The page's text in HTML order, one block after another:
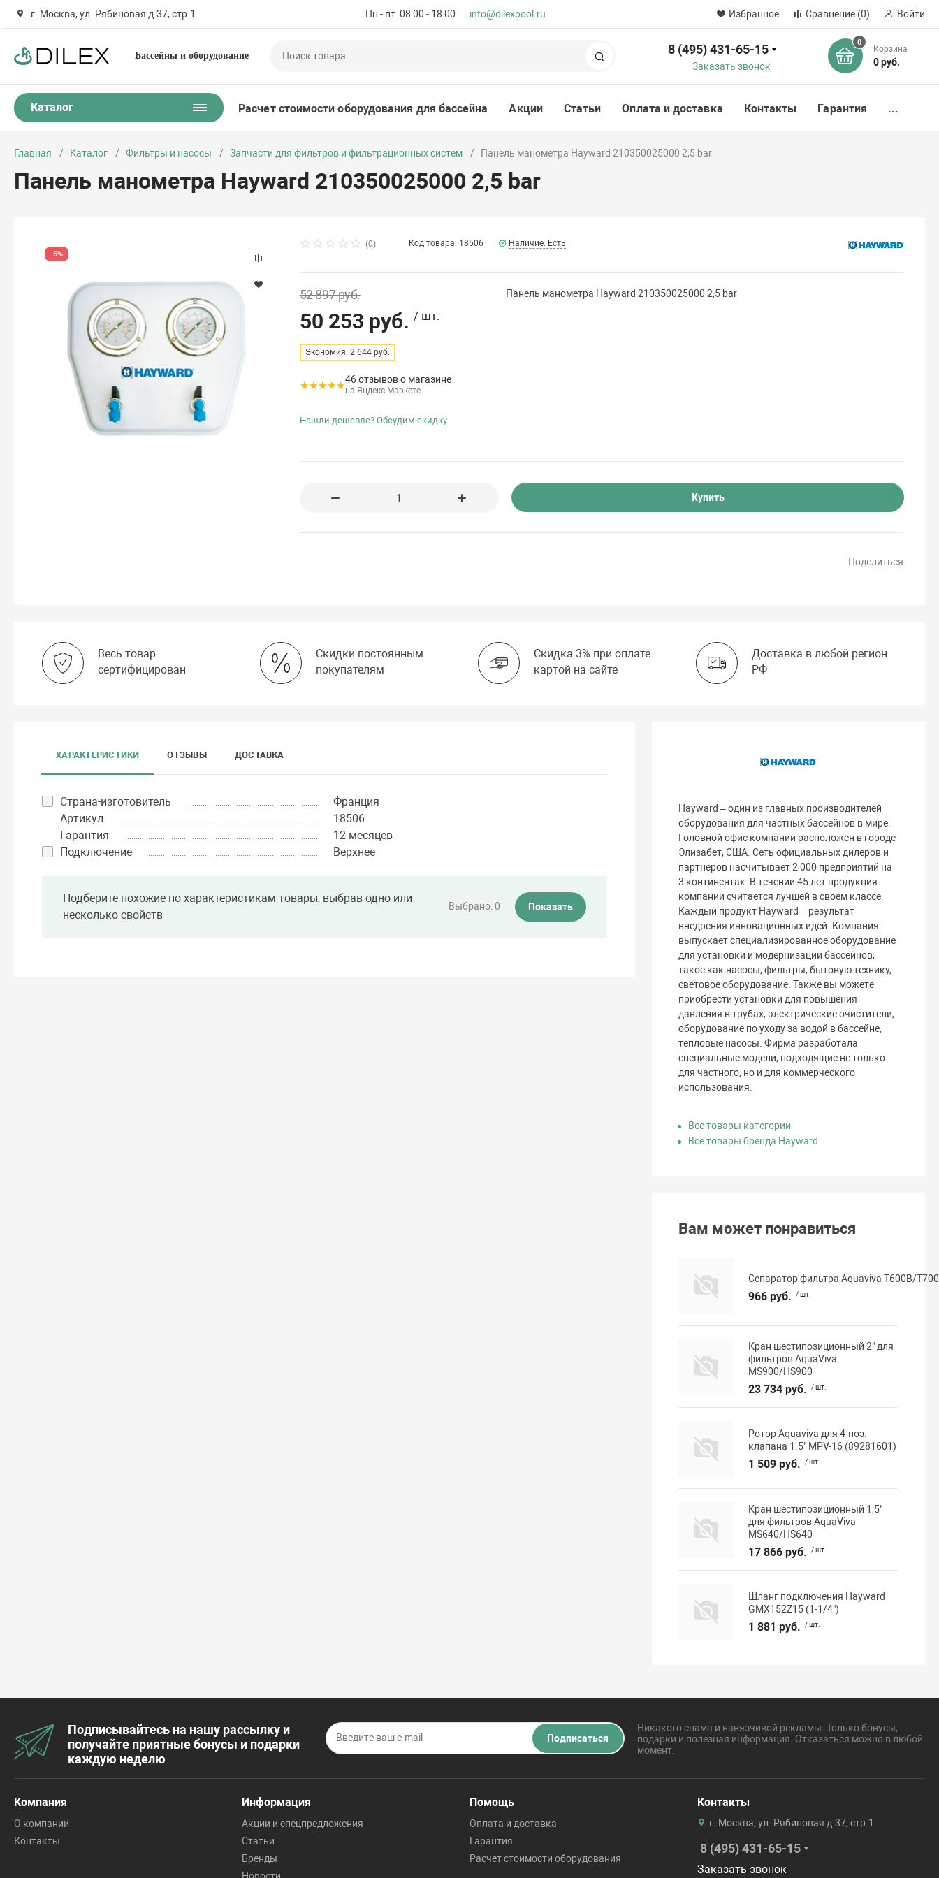
г. Москва, ул. Рябиновая д.37, стр.1 Пн - пт: 08:00 - 18:00 info@dilexpool.ru Избранное Сравнение (0) Войти
Бассейны и оборудование 8 (495) 431-65-15
Заказать звонок
0
Корзина
0 руб.
Каталог Расчет стоимости оборудования для бассейна Акции Статьи Оплата и доставка Контакты Гарантия ...
Главная Каталог Фильтры и насосы Запчасти для фильтров и фильтрационных систем Панель манометра Hayward 210350025000 2,5 bar
Панель манометра Hayward 210350025000 2,5 bar
-5%
(0) Код товара: 18506 Наличие: Есть
52 897 руб.
50 253 руб. / шт.
Экономия: 2 644 руб.
46 отзывов о магазине
на Яндекс.Маркете
Нашли дешевле? Обсудим скидку
Панель манометра Hayward 210350025000 2,5 bar
Купить
Поделиться
Весь товар
сертифицирован
Скидки постоянным
покупателям
Скидка 3% при оплате
картой на сайте
Доставка в любой регион
РФ
ХАРАКТЕРИСТИКИ ОТЗЫВЫ ДОСТАВКА
Страна-изготовитель
Франция
Артикул
18506
Гарантия
12 месяцев
Подключение
Верхнее
Подберите похожие по характеристикам товары, выбрав одно или
несколько свойств
Выбрано:0 Показать
Hayward – один из главных производителей
оборудования для частных бассейнов в мире.
Головной офис компании расположен в городе
Элизабет, США. Сеть официальных дилеров и
партнеров насчитывает 2 000 предприятий на
3 континентах. В течении 45 лет продукция
компании считается лучшей в своем классе.
Каждый продукт Hayward – результат
внедрения инновационных идей. Компания
выпускает специализированное оборудование
для установки и модернизации бассейнов,
такое как насосы, фильтры, бытовую технику,
световое оборудование. Также вы можете
приобрести установки для повышения
давления в трубах, электрические очистители,
оборудование по уходу за водой в бассейне,
тепловые насосы. Фирма разработала
специальные модели, подходящие не только
для частного, но и для коммерческого
использования.
Все товары категории
Все товары бренда Hayward
Вам может понравиться
Сепаратор фильтра Aquaviva T600B/
966 руб. / шт.
Кран шестипозиционный 2" для
фильтров AquaViva
MS900/HS900
23 734 руб. / шт.
Ротор Aquaviva для 4-поз.
клапана 1.5" MPV-16 (89281601)
1 509 руб. / шт.
Кран шестипозиционный 1,5"
для фильтров AquaViva
MS640/HS640
17 866 руб. / шт.
Шланг подключения Hayward
GMX152Z15 (1-1/4")
1 881 руб. / шт.
Подписывайтесь на нашу рассылку и
получайте приятные бонусы и подарки
каждую неделю
Подписаться
Никакого спама и навязчивой рекламы. Только бонусы,
подарки и полезная информация. Отказаться можно в любой
момент.
Компания
О компании
Контакты
Информация
Акции и спецпредложения
Статьи
Бренды
Помощь
Оплата и доставка
Гарантия
Расчет стоимости оборудования
Контакты
г. Москва, ул. Рябиновая д.37, стр.1
8 (495) 431-65-15
Заказать звонок